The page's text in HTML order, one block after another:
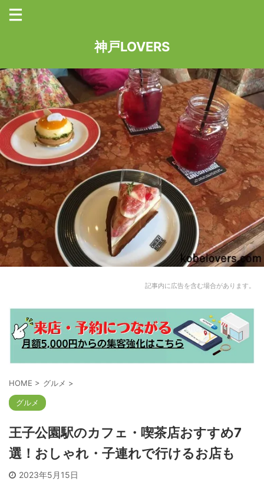
神戸LOVERS
記事内に広告を含む場合があります。
HOME > グルメ >
グルメ
王子公園駅のカフェ・喫茶店おすすめ7
選！おしゃれ・子連れで行けるお店も
2023年5月15日